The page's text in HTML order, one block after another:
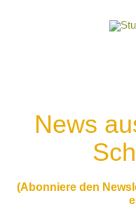
News
(Abonniere den